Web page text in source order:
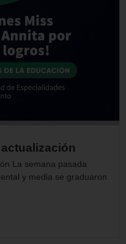
La semana pasada
y media se graduaron